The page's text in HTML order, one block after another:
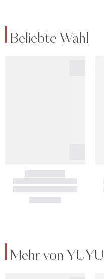
Beliebte Wahl
Mehr von YUYU